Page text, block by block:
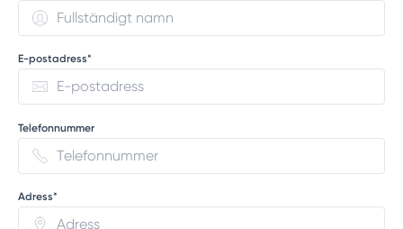
E-postadress*
Telefonnummer
Adress*